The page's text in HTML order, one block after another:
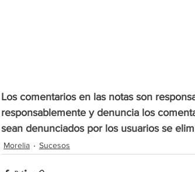
Los comentarios en las notas son
responsablemente y denuncia los
sean denunciados por los usuarios se
Morelia Sucesos